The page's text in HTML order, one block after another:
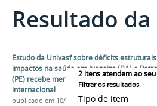
Resultado da
2 itens atendem ao
Filtrar os resultados
Tipo de item
Estudo da Univasf sobre déficits
impactos na saúde em Juazeiro (BA) e
(PE) recebe menção honrosa em simpósio
internacional
publicado em 10/12/2025